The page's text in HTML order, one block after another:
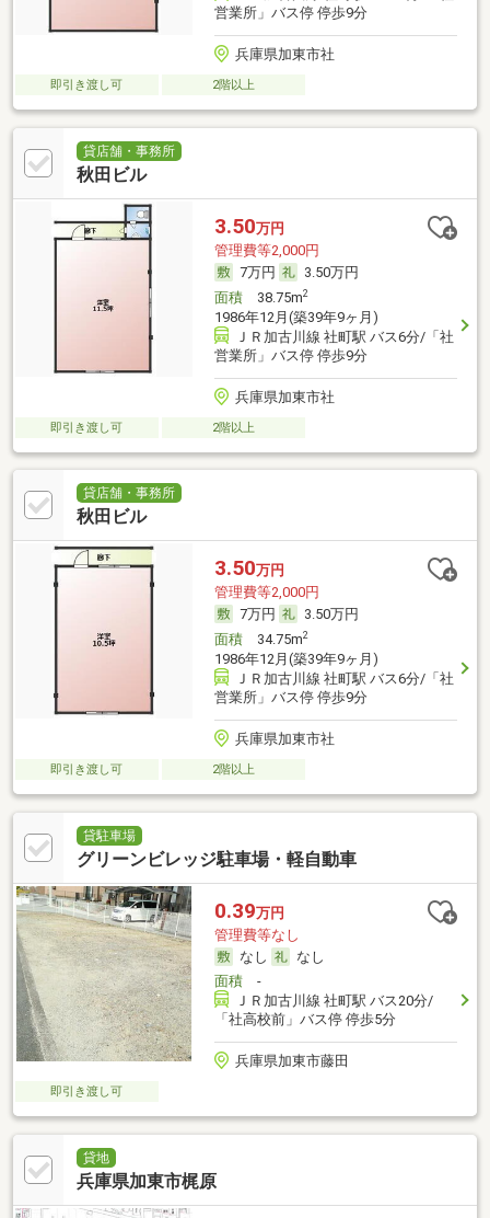
営業所」バス停 停歩9分
兵庫県加東市社
即引き渡し可 2階以上
貸店舗・事務所
秋田ビル
3.50万円
管理費等2,000円
7万円
3.50万円
面積38.75m2
1986年12月(築39年9ヶ月)
ＪＲ加古川線 社町駅 バス6分/「社
営業所」バス停 停歩9分
兵庫県加東市社
即引き渡し可 2階以上
貸店舗・事務所
秋田ビル
3.50万円
管理費等2,000円
7万円
3.50万円
面積34.75m2
1986年12月(築39年9ヶ月)
ＪＲ加古川線 社町駅 バス6分/「社
営業所」バス停 停歩9分
兵庫県加東市社
即引き渡し可 2階以上
貸駐車場
グリーンビレッジ駐車場・軽自動車
0.39万円
管理費等なし
なし
なし
面積-
ＪＲ加古川線 社町駅 バス20分/
「社高校前」バス停 停歩5分
兵庫県加東市藤田
即引き渡し可
貸地
兵庫県加東市梶原